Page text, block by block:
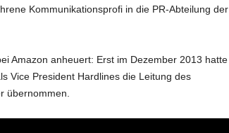
Kommunikationsprofi in die PR-Abteilung der
Amazon anheuert: Erst im Dezember 2013 hatte
Vice President Hardlines die Leitung des
übernommen.